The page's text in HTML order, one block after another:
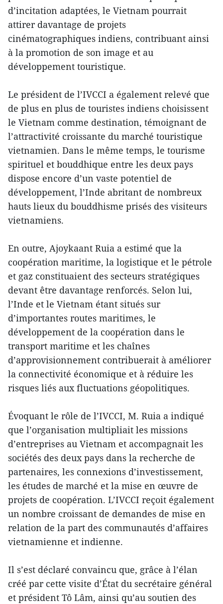
d’incitation adaptées, le Vietnam pourrait
attirer davantage de projets
cinématographiques indiens, contribuant ainsi
à la promotion de son image et au
développement touristique.
Le président de l’IVCCI a également relevé que
de plus en plus de touristes indiens choisissent
le Vietnam comme destination, témoignant de
l’attractivité croissante du marché touristique
vietnamien. Dans le même temps, le tourisme
spirituel et bouddhique entre les deux pays
dispose encore d’un vaste potentiel de
développement, l’Inde abritant de nombreux
hauts lieux du bouddhisme prisés des visiteurs
vietnamiens.
En outre, Ajoykaant Ruia a estimé que la
coopération maritime, la logistique et le pétrole
et gaz constituaient des secteurs stratégiques
devant être davantage renforcés. Selon lui,
l’Inde et le Vietnam étant situés sur
d’importantes routes maritimes, le
développement de la coopération dans le
transport maritime et les chaînes
d’approvisionnement contribuerait à améliorer
la connectivité économique et à réduire les
risques liés aux fluctuations géopolitiques.
Évoquant le rôle de l’IVCCI, M. Ruia a indiqué
que l’organisation multipliait les missions
d’entreprises au Vietnam et accompagnait les
sociétés des deux pays dans la recherche de
partenaires, les connexions d’investissement,
les études de marché et la mise en œuvre de
projets de coopération. L’IVCCI reçoit également
un nombre croissant de demandes de mise en
relation de la part des communautés d’affaires
vietnamienne et indienne.
Il s’est déclaré convaincu que, grâce à l’élan
créé par cette visite d’État du secrétaire général
et président Tô Lâm, ainsi qu’au soutien des